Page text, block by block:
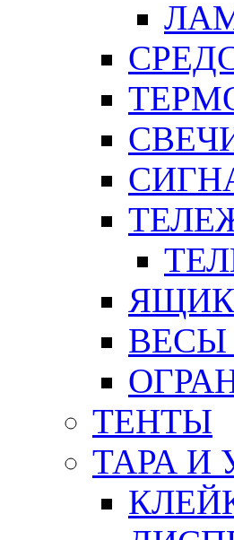
ВЕСЫ
ТЕНТЫ
ТАРА И